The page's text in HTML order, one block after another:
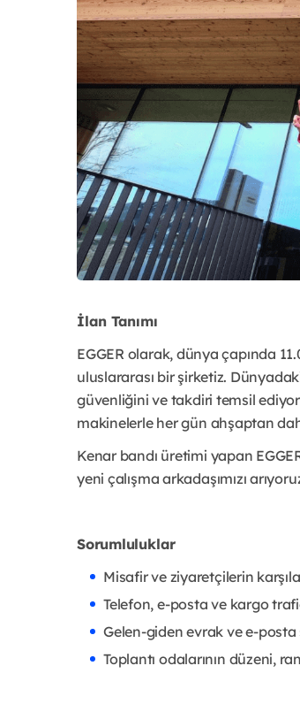
İlan Tanımı
EGGER olarak, dünya çapında
uluslararası bir şirketiz.
güvenliğini ve takdiri temsil
makinelerle her gün ahşaptan
Kenar bandı üretimi yapan
yeni çalışma arkadaşımızı
Sorumluluklar
Misafir ve ziyaretçilerin
Telefon, e-posta ve kargo
Gelen-giden evrak ve e-
Toplantı odalarının düzeni,